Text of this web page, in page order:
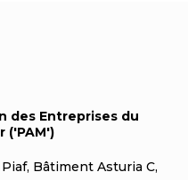
des Entreprises du
('PAM')
Bâtiment Asturia C,